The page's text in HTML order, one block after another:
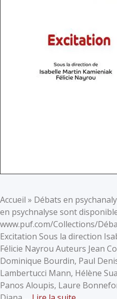
Accueil » Débats en
en psychnalyse sont
www.puf.com/Collections/
Excitation Sous la direction
Félicie Nayrou Auteurs Jean
Dominique Bourdin, Paul
Lambertucci Mann, Hélène
Panos Aloupis, Laure